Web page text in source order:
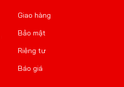
Giao hàng
Bảo mật
Riêng tư
Báo giá